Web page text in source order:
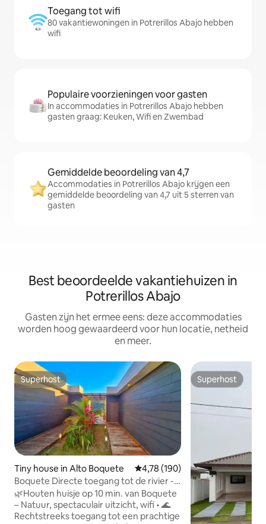
Toegang tot wifi
80 vakantiewoningen in Potrerillos Abajo hebben
wifi
Populaire voorzieningen voor gasten
In accommodaties in Potrerillos Abajo hebben
gasten graag: Keuken, Wifi en Zwembad
Gemiddelde beoordeling van 4,7
Accommodaties in Potrerillos Abajo krijgen een
gemiddelde beoordeling van 4,7 uit 5 sterren van
gasten
Best beoordeelde vakantiehuizen in
Potrerillos Abajo
Gasten zijn het ermee eens: deze accommodaties
worden hoog gewaardeerd voor hun locatie, netheid
en meer.
Superhost
Superhost
Tiny house in Alto Boquete Gemiddelde beoordeling van
4,78 (190)
Boquete Directe toegang tot de rivier -
Nr. 2 Gratis koffie
🌿Houten huisje op 10 min. van Boquete
– Natuur, spectaculair uitzicht, wifi • 🌊
Rechtstreeks toegang tot een prachtige
Superhost
Superhost